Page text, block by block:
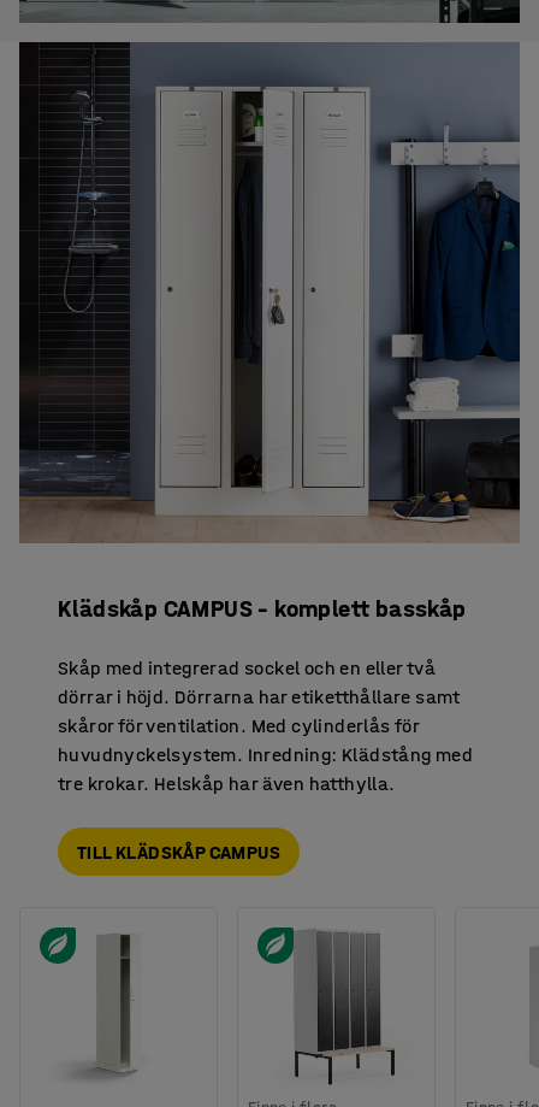
Klädskåp CAMPUS – komplett basskåp
Skåp med integrerad sockel och en eller två
dörrar i höjd. Dörrarna har etiketthållare samt
skåror för ventilation. Med cylinderlås för
huvudnyckelsystem. Inredning: Klädstång med
tre krokar. Helskåp har även hatthylla.
TILL KLÄDSKÅP CAMPUS